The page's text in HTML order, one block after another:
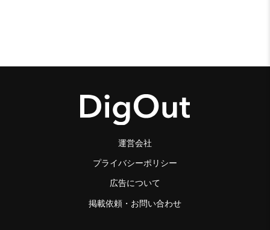
運営会社
プライバシーポリシー
広告について
掲載依頼・お問い合わせ